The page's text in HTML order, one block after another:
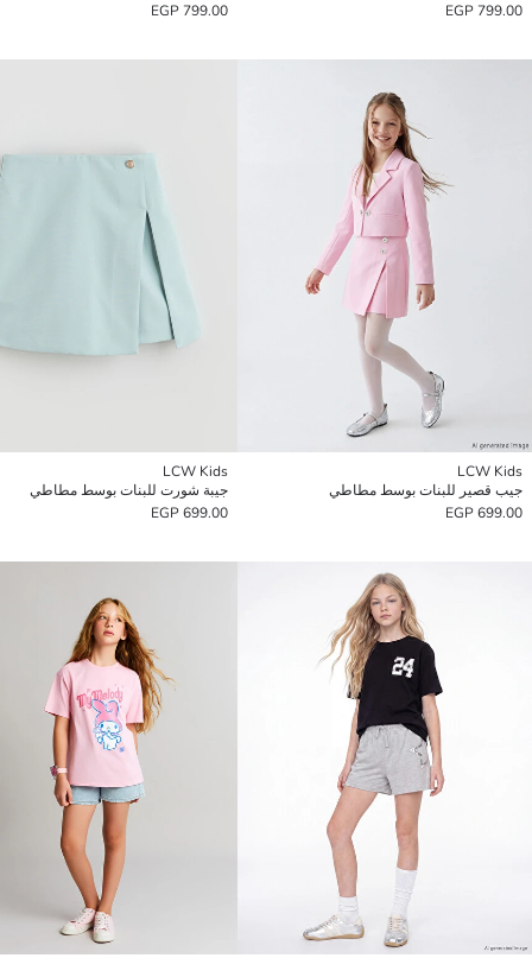
799.00 EGP
799.00 EGP
LCW Kids
جيب قصير للبنات بوسط مطاطي
699.00 EGP
LCW Kids
جيبة شورت للبنات بوسط مطاطي
699.00 EGP